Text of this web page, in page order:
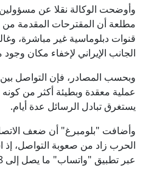
وأوضحت الوكالة نقلا عن
مطلعة أن المقترحات المقدمة من
قنوات دبلوماسية غير مباشرة،
الجانب الإيراني لإخفاء مكان
وبحسب المصادر، فإن التواصل بين
عملية معقدة وبطيئة أكثر من
يستغرق تبادل الرسائل عدة أيام.
وأضافت "بلومبرغ" أن ضعف
الحرب زاد من صعوبة التواصل،
عبر تطبيق "واتساب" ما يصل إلى 48 ساعة.